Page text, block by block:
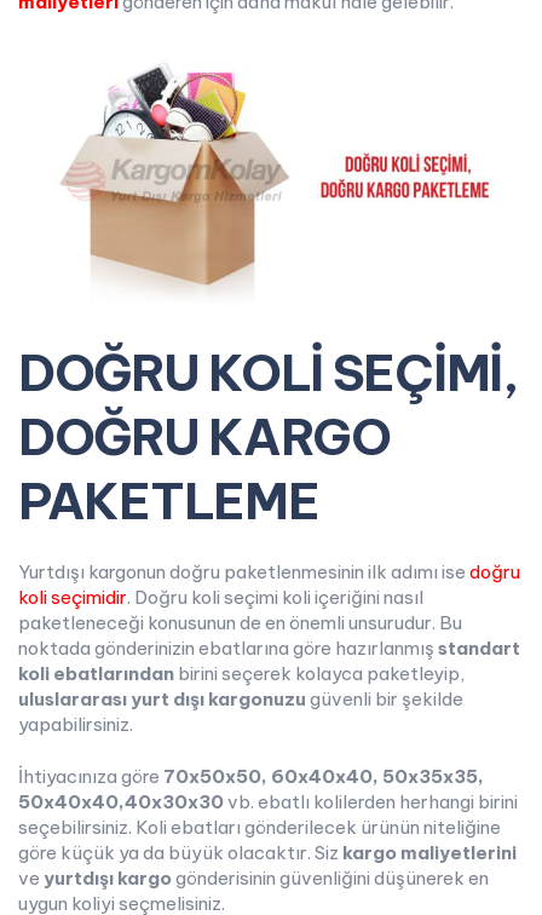
DOĞRU KOLİ SEÇİMİ,
DOĞRU KARGO
PAKETLEME
Yurtdışı kargonun doğru paketlenmesinin ilk adımı ise doğru
koliseçimidir. Doğru koli seçimi koli içeriğini nasıl
paketleneceği konusunun de en önemli unsurudur. Bu
noktada gönderinizin ebatlarına göre hazırlanmış standart
koli ebatlarından birini seçerek kolayca paketleyip,
uluslararası yurt dışı kargonuzu güvenli bir şekilde
yapabilirsiniz.
İhtiyacınıza göre 70x50x50, 60x40x40, 50x35x35,
50x40x40,40x30x30vb. ebatlı kolilerden herhangi birini
seçebilirsiniz. Koli ebatları gönderilecek ürünün niteliğine
göre küçük ya da büyük olacaktır. Siz kargo maliyetlerini
ve yurtdışı kargogönderisinin güvenliğini düşünerek en
uygun koliyi seçmelisiniz.